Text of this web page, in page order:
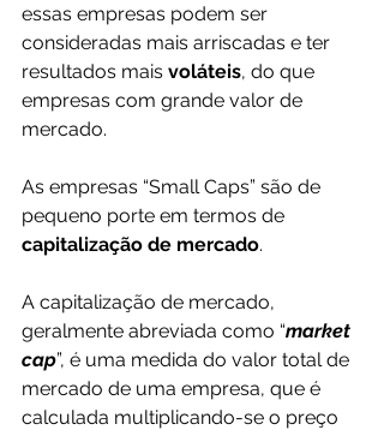
essas empresas podem ser
consideradas mais arriscadas e ter
resultados mais voláteis, do que
empresas com grande valor de
mercado.
As empresas “Small Caps” são de
pequeno porte em termos de
capitalização de mercado.
A capitalização de mercado,
geralmente abreviada como “market
cap”, é uma medida do valor total de
mercado de uma empresa, que é
calculada multiplicando-se o preço